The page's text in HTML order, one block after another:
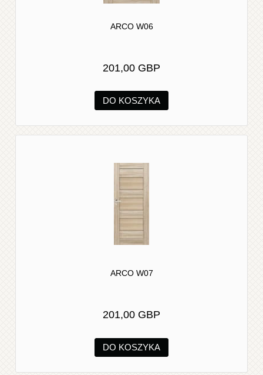
ARCO W06
201,00 GBP
DO KOSZYKA
ARCO W07
201,00 GBP
DO KOSZYKA